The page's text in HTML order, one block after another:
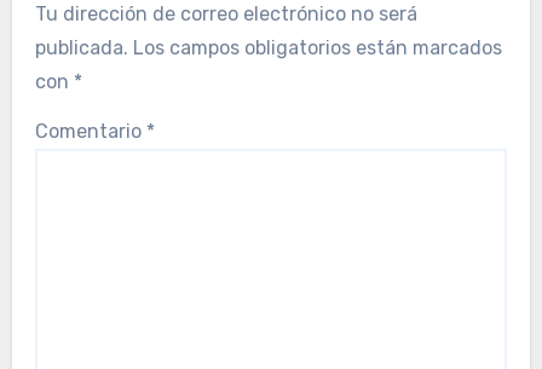
Tu dirección de correo electrónico no será
publicada. Los campos obligatorios están marcados
con *
Comentario *